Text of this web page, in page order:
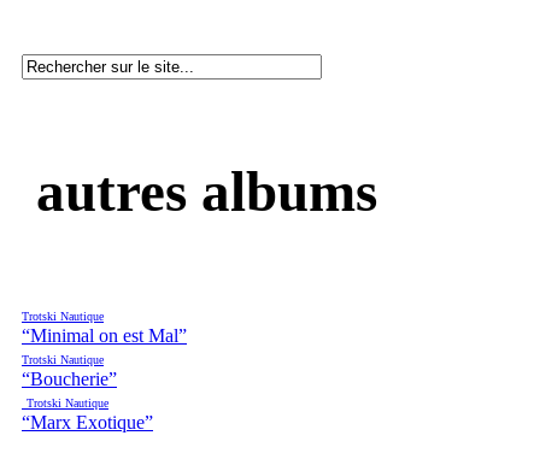
autres albums
Trotski Nautique
“Minimal on est Mal”
Trotski Nautique
“Boucherie”
Trotski Nautique
“Marx Exotique”